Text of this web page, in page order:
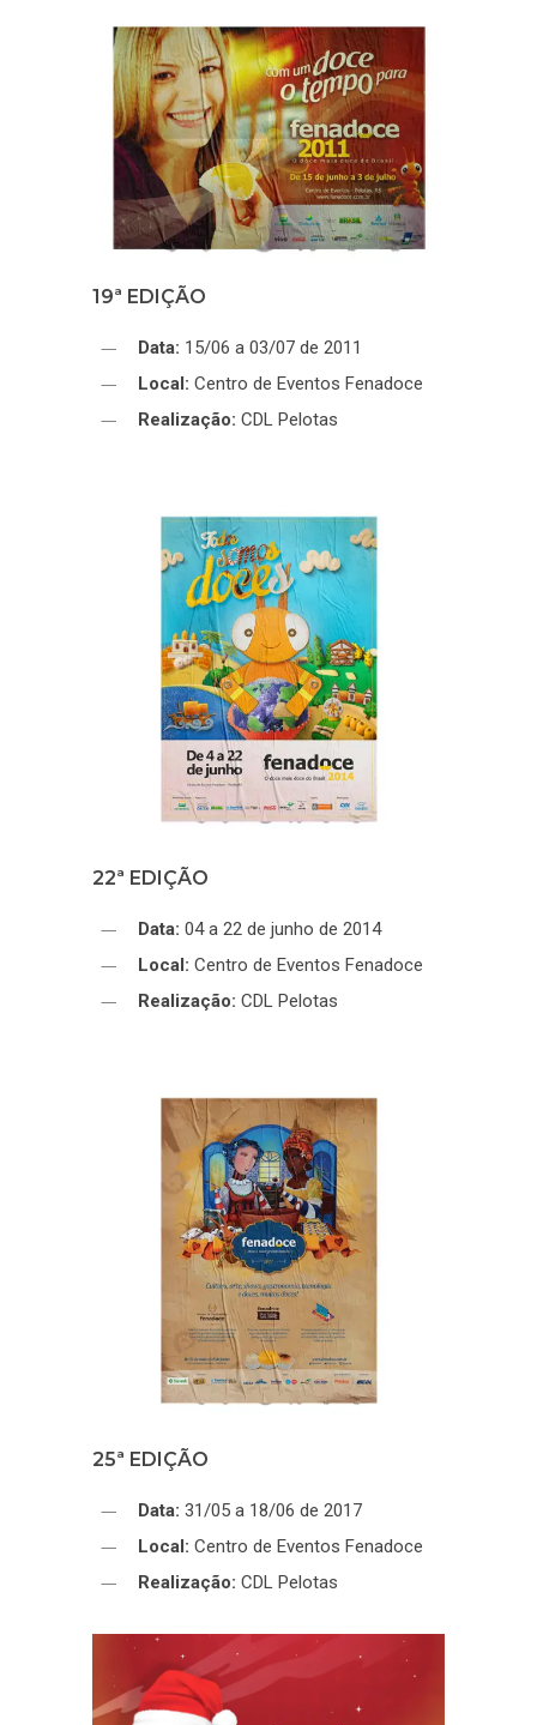
19ª EDIÇÃO
Data: 15/06 a 03/07 de 2011
Local: Centro de Eventos Fenadoce
Realização: CDL Pelotas
22ª EDIÇÃO
Data: 04 a 22 de junho de 2014
Local: Centro de Eventos Fenadoce
Realização: CDL Pelotas
25ª EDIÇÃO
Data: 31/05 a 18/06 de 2017
Local: Centro de Eventos Fenadoce
Realização: CDL Pelotas